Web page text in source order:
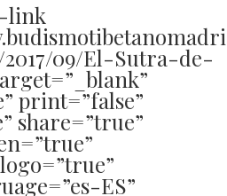
link
09/El-Sutra-de-
print=”false”
share=”true”
ES”